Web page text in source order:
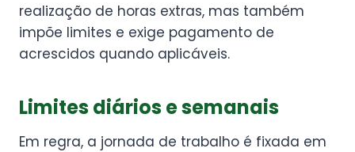
realização de horas extras, mas também
impõe limites e exige pagamento de
acrescidos quando aplicáveis.
Limites diários e semanais
Em regra, a jornada de trabalho é fixada em